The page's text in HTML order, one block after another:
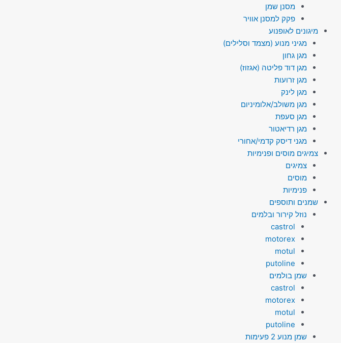
מסנן שמן
פקק למסנן אוויר
מיגונים לאופנוע
מגיני מנוע (מצמד וסלילים)
מגן גחון
מגן דוד פליטה (אגזוז)
מגן זרועות
מגן לינק
מגן משולב/אלומיניום
מגן סעפת
מגן רדיאטור
מגני דיסק קדמי/אחורי
צמיגים מוסים ופנימיות
צמיגים
מוסים
פנימיות
שמנים ותוספים
נוזל קירור ובלמים
castrol
motorex
motul
putoline
שמן בולמים
castrol
motorex
motul
putoline
שמן מנוע 2 פעימות